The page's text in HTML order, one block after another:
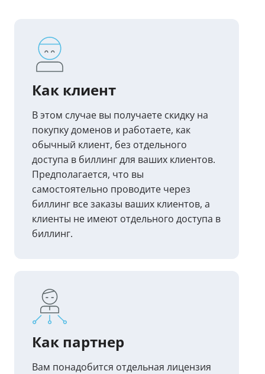
Как клиент
В этом случае вы получаете скидку на
покупку доменов и работаете, как
обычный клиент, без отдельного
доступа в биллинг для ваших клиентов.
Предполагается, что вы
самостоятельно проводите через
биллинг все заказы ваших клиентов, а
клиенты не имеют отдельного доступа в
биллинг.
Как партнер
Вам понадобится отдельная лицензия